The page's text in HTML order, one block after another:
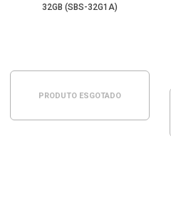
32GB (SBS-32G1A)
PRODUTO ESGOTADO